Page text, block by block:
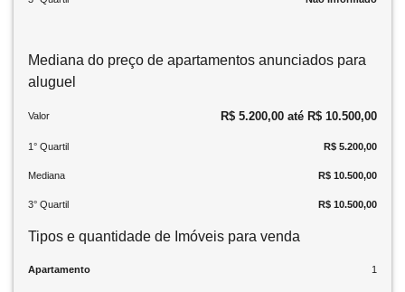
Mediana do preço de apartamentos anunciados para
aluguel
Valor R$ 5.200,00 até R$ 10.500,00
1° Quartil R$ 5.200,00
Mediana R$ 10.500,00
3° Quartil R$ 10.500,00
Tipos e quantidade de Imóveis para venda
Apartamento 1